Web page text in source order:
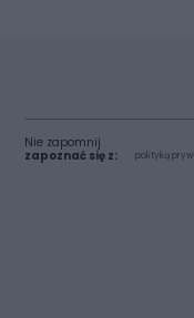
Nie zapomnij
zapoznać się z:
polityką